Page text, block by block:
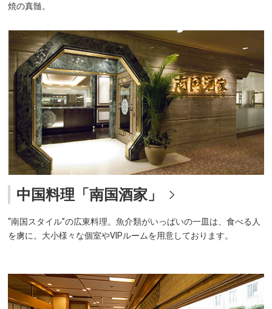
焼の真髄。
中国料理「南国酒家」
“南国スタイル”の広東料理。魚介類がいっぱいの一皿は、食べる人
を虜に。大小様々な個室やVIPルームを用意しております。